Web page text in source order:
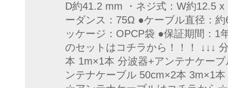
D約41.2 mm ・ネジ式：W約12.5
ーダンス：75Ω ●ケーブル直径：
ッケージ：OPCP袋 ●保証期間：1
のセットはコチラから！！！ ↓↓↓
本 1m×1本 分波器+アンテナケー
ンテナケーブル 50cm×2本 3m×1